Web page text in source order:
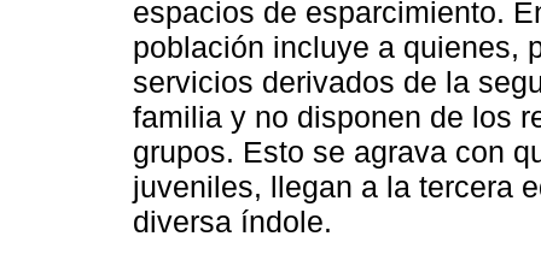
espacios de esparcimiento.
población incluye a quienes,
servicios derivados de la
familia y no disponen de los
grupos. Esto se agrava con
juveniles, llegan a la tercera
diversa índole.